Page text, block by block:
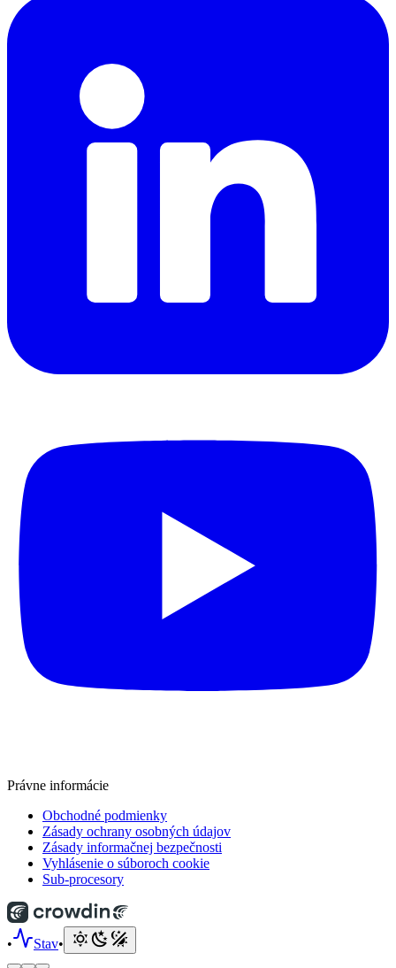
Právne informácie
Obchodné podmienky
Zásady ochrany osobných údajov
Zásady informačnej bezpečnosti
Vyhlásenie o súboroch cookie
Sub-procesory
• Stav•